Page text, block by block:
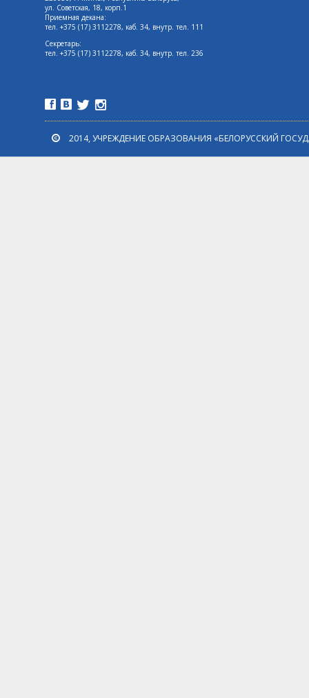
ул. Советская, 18, корп.1
Приемная декана:
тел. +375 (17) 3112278, каб. 34, внутр. тел. 111
Секретарь:
тел. +375 (17) 3112278, каб. 34, внутр. тел. 236
2014, УЧРЕЖДЕНИЕ ОБРАЗОВАНИЯ «БЕЛОРУССКИЙ